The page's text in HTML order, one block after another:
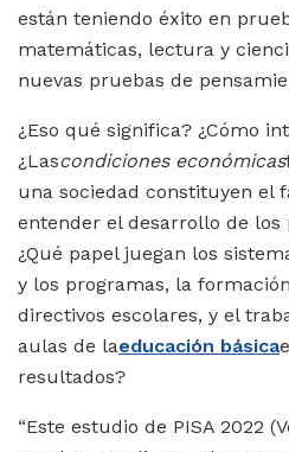
están teniendo éxito en
matemáticas, lectura y
nuevas pruebas de
¿Eso qué significa? ¿Cómo
¿Lascondiciones económicas
una sociedad constituyen el
entender el desarrollo de los
¿Qué papel juegan los
y los programas, la
directivos escolares, y el
aulas de laeducación básica
resultados?
“Este estudio de PISA 2022